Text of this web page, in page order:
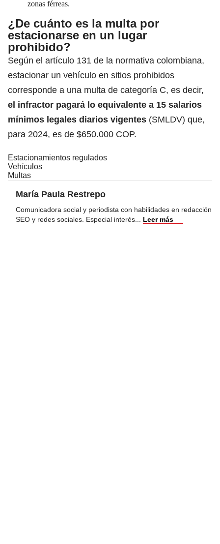
zonas férreas.
¿De cuánto es la multa por
estacionarse en un lugar
prohibido?
Según el artículo 131 de la normativa colombiana,
estacionar un vehículo en sitios prohibidos
corresponde a una multa de categoría C, es decir,
el infractor pagará lo equivalente a 15 salarios
mínimos legales diarios vigentes (SMLDV) que,
para 2024, es de $650.000 COP.
Estacionamientos regulados
Vehículos
Multas
María Paula Restrepo
Comunicadora social y periodista con habilidades en redacción
SEO y redes sociales. Especial interés
Leer más